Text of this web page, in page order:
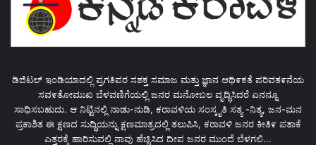
ಡಿಜಿಟಲ್ ಇಂಡಿಯಾದಲ್ಲಿ ಪ್ರಗತಿಪರ ಸಶಕ್ತ ಸಮಾಜ ಮತ್ತು ಜ್ಞಾನ ಆಥಿ೯ಕತೆ ಪರಿವತ೯ನೆಯ
ಸವ೯ತೋಮುಖ ಬೆಳವಣಿಗೆಯಲ್ಲಿ ಜನರ ಮನೋಬಲ ವೃದ್ಧಿಸಿದರೆ ಏನನ್ನೂ
ಸಾಧಿಸಬಹುದು. ಆ ನಿಟ್ಟಿನಲ್ಲಿ ನಾಡು-ನುಡಿ, ಕರಾವಳಿಯ ಸಂಸ್ಕೃತಿ ಸತ್ಯ -ನಿತ್ಯ, ಜನ-ಮನ
ಪ್ರಕಾಶಿತ ಈ ಕ್ಷಣದ ಸುದ್ಧಿಯನ್ನು ಕ್ಷಣಮಾತ್ರದಲ್ಲಿ ತಲುಪಿಸಿ, ಕರಾವಳಿ ಜನರ ಕೀತಿ೯ ಪತಾಕೆ
ಎತ್ತರಕ್ಕೆ ಹಾರಿಸುವಲ್ಲಿ ನಾವು ಹೆಚ್ಚಿಸಿದ ದೀಪ ಜನರ ಮುಂದೆ ಬೆಳಗಲಿ...